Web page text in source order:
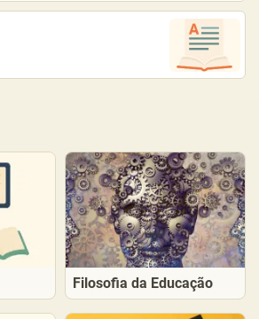
Filosofia da Educação